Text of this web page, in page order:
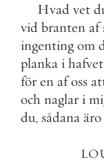
Hvad vet
vid branten af
ingenting om
planka i hafvet
för en af oss
och naglar i
du, sådana äro